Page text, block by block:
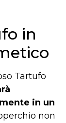
in
Tartufo
in un
non